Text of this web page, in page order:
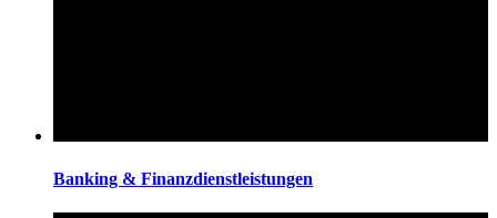
Banking & Finanzdienstleistungen